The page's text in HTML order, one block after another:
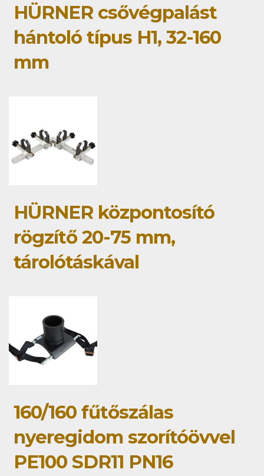
HÜRNER csővégpalást
hántoló típus H1, 32-160
mm
HÜRNER központosító
rögzítő 20-75 mm,
tárolótáskával
160/160 fűtőszálas
nyeregidom szorítóövvel
PE100 SDR11 PN16